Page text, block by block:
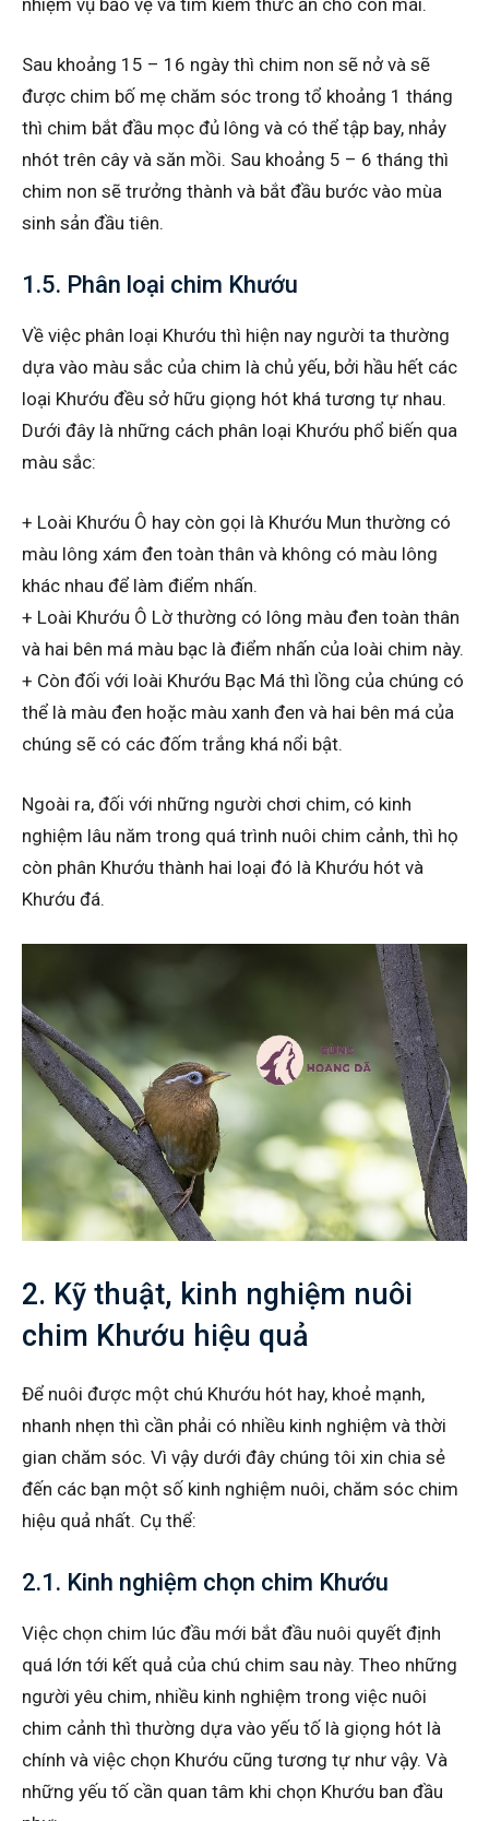
Sau khoảng 15 – 16 ngày thì chim non sẽ nở và sẽ
được chim bố mẹ chăm sóc trong tổ khoảng 1 tháng
thì chim bắt đầu mọc đủ lông và có thể tập bay, nhảy
nhót trên cây và săn mồi. Sau khoảng 5 – 6 tháng thì
chim non sẽ trưởng thành và bắt đầu bước vào mùa
sinh sản đầu tiên.
1.5. Phân loại chim Khướu
Về việc phân loại Khướu thì hiện nay người ta thường
dựa vào màu sắc của chim là chủ yếu, bởi hầu hết các
loại Khướu đều sở hữu giọng hót khá tương tự nhau.
Dưới đây là những cách phân loại Khướu phổ biến qua
màu sắc:
+ Loài Khướu Ô hay còn gọi là Khướu Mun thường có
màu lông xám đen toàn thân và không có màu lông
khác nhau để làm điểm nhấn.
+ Loài Khướu Ô Lờ thường có lông màu đen toàn thân
và hai bên má màu bạc là điểm nhấn của loài chim này.
+ Còn đối với loài Khướu Bạc Má thì lồng của chúng có
thể là màu đen hoặc màu xanh đen và hai bên má của
chúng sẽ có các đốm trắng khá nổi bật.
Ngoài ra, đối với những người chơi chim, có kinh
nghiệm lâu năm trong quá trình nuôi chim cảnh, thì họ
còn phân Khướu thành hai loại đó là Khướu hót và
Khướu đá.
2. Kỹ thuật, kinh nghiệm nuôi
chim Khướu hiệu quả
Để nuôi được một chú Khướu hót hay, khoẻ mạnh,
nhanh nhẹn thì cần phải có nhiều kinh nghiệm và thời
gian chăm sóc. Vì vậy dưới đây chúng tôi xin chia sẻ
đến các bạn một số kinh nghiệm nuôi, chăm sóc chim
hiệu quả nhất. Cụ thể:
2.1. Kinh nghiệm chọn chim Khướu
Việc chọn chim lúc đầu mới bắt đầu nuôi quyết định
quá lớn tới kết quả của chú chim sau này. Theo những
người yêu chim, nhiều kinh nghiệm trong việc nuôi
chim cảnh thì thường dựa vào yếu tố là giọng hót là
chính và việc chọn Khướu cũng tương tự như vậy. Và
những yếu tố cần quan tâm khi chọn Khướu ban đầu